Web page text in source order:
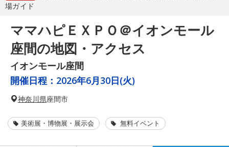
場ガイド
ママハピＥＸＰＯ＠イオンモール
座間の地図・アクセス
イオンモール座間
開催日程： 2026年6月30日(火)
神奈川県座間市
美術展・博物展・展示会 無料イベント